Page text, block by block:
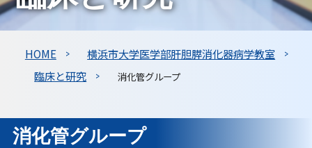
HOME
横浜市大学医学部肝胆膵消化器病学教室
臨床と研究
消化管グループ
消化管グループ